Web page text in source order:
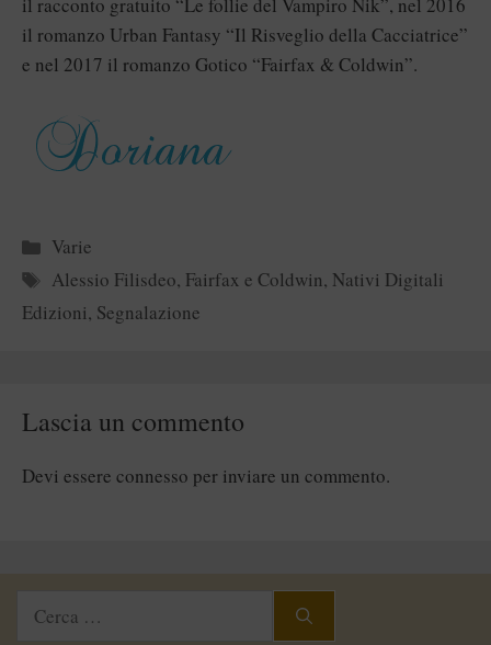
il romanzo Urban Fantasy “Il Risveglio della Cacciatrice”
e nel 2017 il romanzo Gotico “Fairfax & Coldwin”.
Categorie
Varie
Tag
Alessio Filisdeo, Fairfax e Coldwin, Nativi Digitali
Edizioni, Segnalazione
Lascia un commento
Devi essere connesso per inviare un commento.
Ricerca